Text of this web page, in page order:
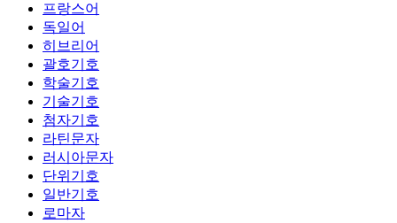
프랑스어
독일어
히브리어
괄호기호
학술기호
기술기호
첨자기호
라틴문자
러시아문자
단위기호
일반기호
로마자